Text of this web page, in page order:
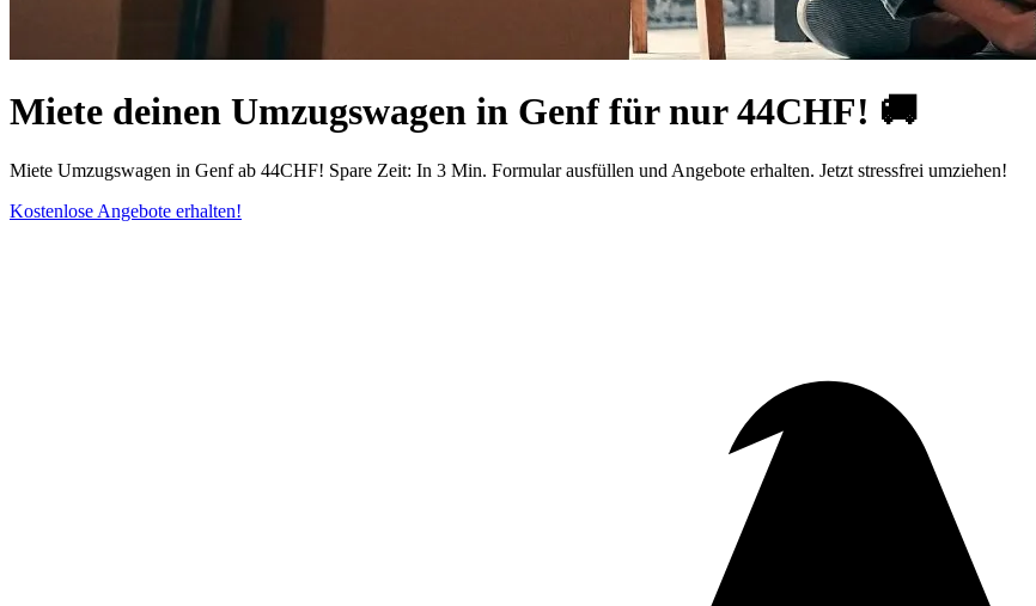
Miete deinen Umzugswagen in Genf für nur 44CHF! 🚚
Miete Umzugswagen in Genf ab 44CHF! Spare Zeit: In 3 Min. Formular ausfüllen und Angebote erhalten. Jetzt stressfrei umziehen!
Kostenlose Angebote erhalten!